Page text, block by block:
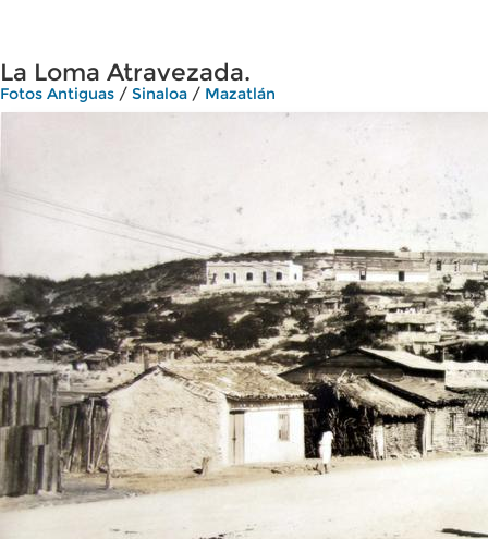
La Loma Atravezada.
Fotos Antiguas / Sinaloa / Mazatlán